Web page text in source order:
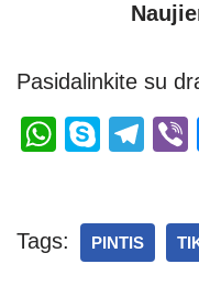
Pasidalinkite su
W
s
S
e
T
gr
a
Tags: PINTIS